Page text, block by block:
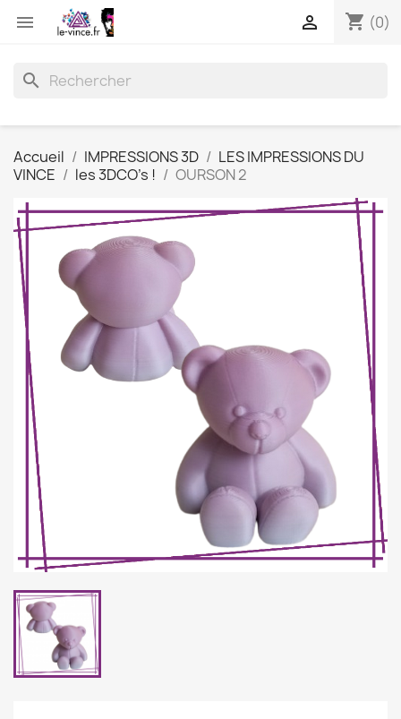
 shopping_cart (0)

search
Accueil IMPRESSIONS 3D
LES IMPRESSIONS DU
VINCE
les 3DCO's ! OURSON 2